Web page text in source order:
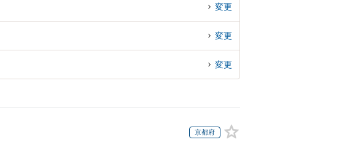
変更
変更
変更
京都府